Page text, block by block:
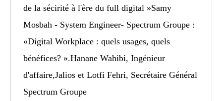
de la sécirité à l'ère du full digital »Samy
Mosbah - System Engineer- Spectrum Groupe :
«Digital Workplace : quels usages, quels
bénéfices? ».Hanane Wahibi, Ingénieur
d'affaire,Jalios et Lotfi Fehri, Secrétaire Général
Spectrum Groupe